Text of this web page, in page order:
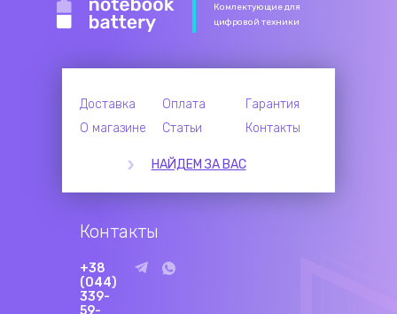
Комлектующие для
цифровой техники
Доставка Оплата
Гарантия
О магазине
Статьи Контакты
НАЙДЕМ ЗА ВАС
Контакты
+38
(044)
339-
59-